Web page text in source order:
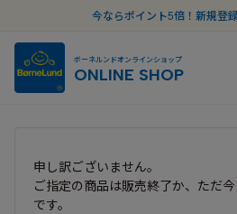
今ならポイント5倍！新規登
ボーネルンドオンラインショップ
ONLINE SHOP
申し訳ございません。
ご指定の商品は販売終了か、ただ
です。